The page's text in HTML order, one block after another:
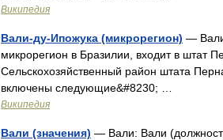
Википедия
Вали-ду-Ипожука (микрорегион) —
микрорегион в Бразилии, входит в штат
Сельскохозяйственный район штата
включены следующие&#8230; …
Википедия
Вали (значения) — Вали: Вали